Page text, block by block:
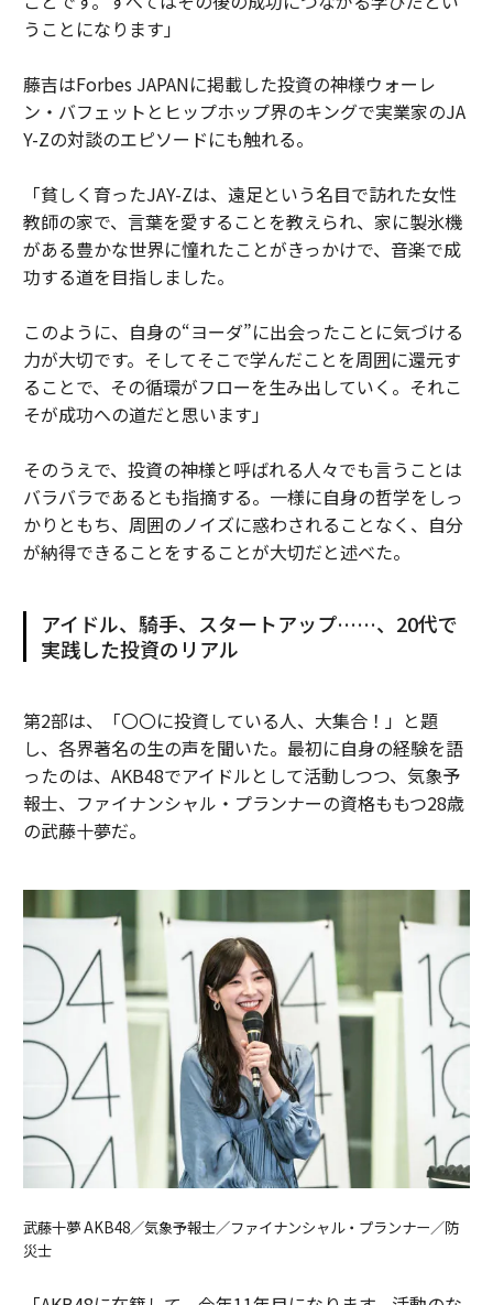
うことになります」
藤吉はForbes JAPANに掲載した投資の神様ウォーレ
ン・バフェットとヒップホップ界のキングで実業家のJA
Y-Zの対談のエピソードにも触れる。
「貧しく育ったJAY-Zは、遠足という名目で訪れた女性
教師の家で、言葉を愛することを教えられ、家に製氷機
がある豊かな世界に憧れたことがきっかけで、音楽で成
功する道を目指しました。
このように、自身の“ヨーダ”に出会ったことに気づける
力が大切です。そしてそこで学んだことを周囲に還元す
ることで、その循環がフローを生み出していく。それこ
そが成功への道だと思います」
そのうえで、投資の神様と呼ばれる人々でも言うことは
バラバラであるとも指摘する。一様に自身の哲学をしっ
かりともち、周囲のノイズに惑わされることなく、自分
が納得できることをすることが大切だと述べた。
アイドル、騎手、スタートアップ……、20代で
実践した投資のリアル
第2部は、「〇〇に投資している人、大集合！」と題
し、各界著名の生の声を聞いた。最初に自身の経験を語
ったのは、AKB48でアイドルとして活動しつつ、気象予
報士、ファイナンシャル・プランナーの資格ももつ28歳
の武藤十夢だ。
武藤十夢 AKB48／気象予報士／ファイナンシャル・プランナー／防
災士